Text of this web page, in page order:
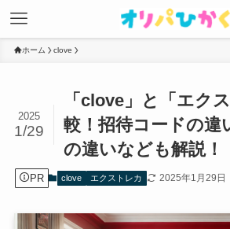
ホーム clove
「clove」と「エク
較！招待コードの違
の違いなども解説！
2025
1/29
PR clove エクストレカ 2025年1月29日